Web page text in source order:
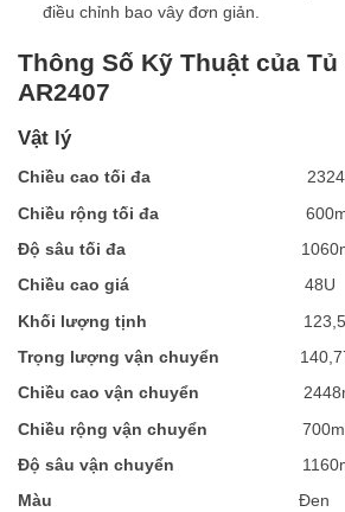
điều chỉnh bao vây đơn giản.
Thông Số Kỹ Thuật của Tủ
AR2407
Vật lý
Chiều cao tối đa
Chiều rộng tối đa
Độ sâu tối đa
Chiều cao giá 48U
Khối lượng tịnh
Trọng lượng vận chuyển
Chiều cao vận chuyển
Chiều rộng vận chuyển
Độ sâu vận chuyển
Màu Đen